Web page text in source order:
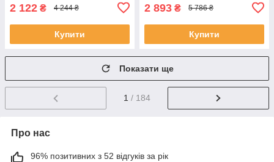
2 122 ₴ 4 244 ₴
Купити
2 893 ₴ 5 786 ₴
Купити
Показати ще
1 / 184
Про нас
96% позитивних з 52 відгуків за рік